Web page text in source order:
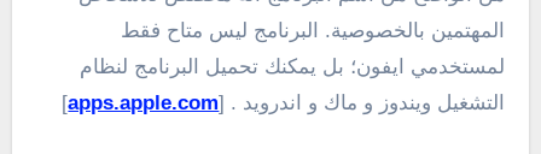
المهتمين بالخصوصية. البرنامج ليس متاح فقط
لمستخدمي ايفون؛ بل يمكنك تحميل البرنامج لنظام
التشغيل ويندوز و ماك و اندرويد . [apps.apple.com
]